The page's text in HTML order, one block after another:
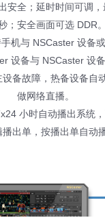
安全；延时时间可调，
；安全画面可选 DDR。
机与 NSCaster 设备
设备与 NSCaster 设
设备故障，热备设备自
做网络直播。
小时自动播出系统
出单，按播出单自动播